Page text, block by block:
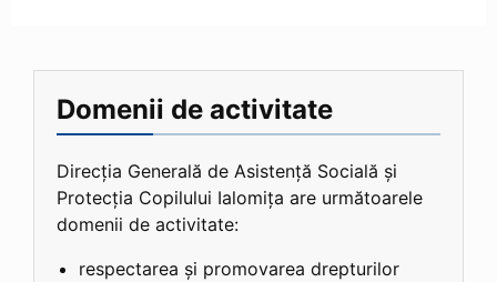
Domenii de activitate
Direcția Generală de Asistență Socială și
Protecția Copilului Ialomița are următoarele
domenii de activitate:
respectarea și promovarea drepturilor